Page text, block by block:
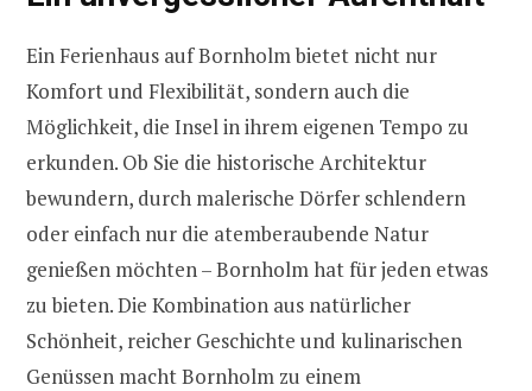
Ein Ferienhaus auf Bornholm bietet nicht nur
Komfort und Flexibilität, sondern auch die
Möglichkeit, die Insel in ihrem eigenen Tempo zu
erkunden. Ob Sie die historische Architektur
bewundern, durch malerische Dörfer schlendern
oder einfach nur die atemberaubende Natur
genießen möchten – Bornholm hat für jeden etwas
zu bieten. Die Kombination aus natürlicher
Schönheit, reicher Geschichte und kulinarischen
Genüssen macht Bornholm zu einem